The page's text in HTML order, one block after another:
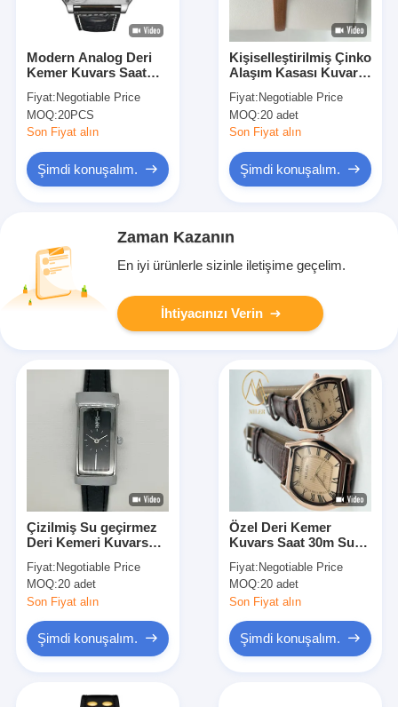
Modern Analog Deri
Kemer Kuvars Saat
Bilek Saatleri
Fiyat: Negotiable Price
MOQ:20PCS
Son Fiyat alın
Şimdi konuşalım.
Kişiselleştirilmiş Çinko
Alaşım Kasası Kuvars
Deri Kemer Kol saat
Fiyat: Negotiable Price
MOQ:20 adet
Son Fiyat alın
Şimdi konuşalım.
Zaman Kazanın
En iyi ürünlerle sizinle iletişime geçelim.
İhtiyacınızı Verin
Çizilmiş Su geçirmez
Deri Kemeri Kuvars
Saat
Fiyat: Negotiable Price
MOQ:20 adet
Son Fiyat alın
Şimdi konuşalım.
Özel Deri Kemer
Kuvars Saat 30m Su
Saati
Fiyat: Negotiable Price
MOQ:20 adet
Son Fiyat alın
Şimdi konuşalım.